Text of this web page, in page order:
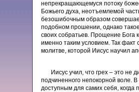
непрекращающемуся потоку
Божьего духа, неотъемлемой
безошибочным образом
подобном прошении, однако
своих собратьев. Прощение Бога
именно таким условием. Так факт
молитве, которой Иисус научил
Иисус учил, что грех – это
подчиненного непокорной воле.
доступным для самих себя,